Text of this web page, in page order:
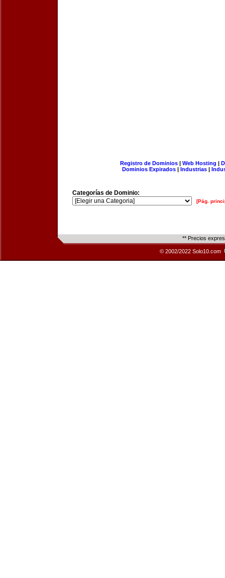
Registro de Dominios| Web Hosting |
Dominios Expirados | Industrias |
Categorías de Dominio:
[Pág.
** Precios
© 2002/2022 Solo10.com